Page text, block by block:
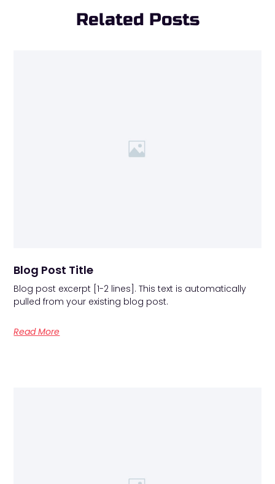
Related Posts
Blog Post Title
Blog post excerpt [1-2 lines]. This text is automatically
pulled from your existing blog post.
Read More